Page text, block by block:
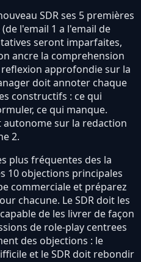
SDR ses 5 premières
l'email 1 a l'email de
seront imparfaites,
ancre la comprehension
approfondie sur la
doit annoter chaque
constructifs : ce qui
ce qui manque.
autonome sur la redaction
2.
plus fréquentes des la
10 objections principales
commerciale et préparez
chacune. Le SDR doit les
de les livrer de façon
de role-play centrees
des objections : le
et le SDR doit rebondir